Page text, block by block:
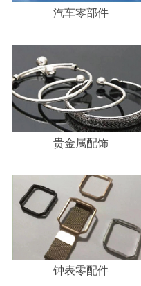
汽车零部件
贵金属配饰
钟表零配件